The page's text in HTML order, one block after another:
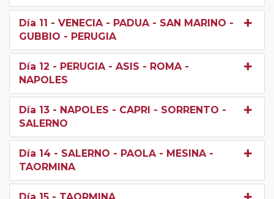
Día 11 - VENECIA - PADUA - SAN MARINO -
GUBBIO - PERUGIA
Día 12 - PERUGIA - ASIS - ROMA -
NAPOLES
Día 13 - NAPOLES - CAPRI - SORRENTO -
SALERNO
Día 14 - SALERNO - PAOLA - MESINA -
TAORMINA